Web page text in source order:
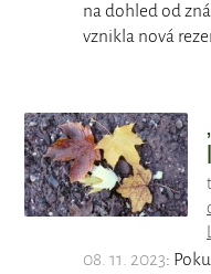
na dohled od
vznikla nová
08. 11. 2023: